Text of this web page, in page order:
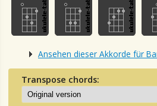
Ansehen dieser Akkorde für
Transpose chords: